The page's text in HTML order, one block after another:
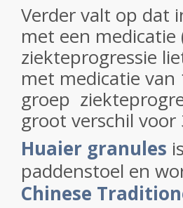
Verder valt op dat
met een
ziekteprogressie
met medicatie
groep
groot verschil
Huaier granules
paddenstoel en
Chinese